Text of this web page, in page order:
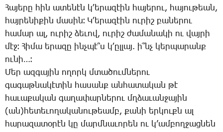
­Հա­յե­րը հին ա­տե­նէն կ­՚ե­րա­զէին հա­յե­րու, հա­յու­թեան,
հայ­րե­նի­քին մա­սին։ Կ­՚ե­րա­զէին ու­րիշ բա­նե­րու
հա­մար ալ, ու­րիշ ձե­ւով, ու­րիշ ժա­մա­նա­կի ու վայ­րի
մէջ։ ­Հի­մա ե­րա­զը ինչ­պէ՞ս կ­՚ըլ­լայ. ի՞նչ կեր­պա­րանք
ու­նի…։
­Մեր ազ­գա­յին ո­ղորկ մտա­ծում­նե­րու
գա­գաթ­նա­կէ­տին հա­սանք ան­հա­տա­կան թէ
հա­ւա­քա­կան գա­ղա­փար­նե­րու մղձա­ւան­ջա­յին
(ան)հե­տե­ւո­ղա­կա­նու­թեամբ, քա­նի եր­կուքն ալ
հա­րա­զա­տօ­րէն կը մարմ­նա­ւո­րեն ու կ­’ամ­բող­ջաց­նեն